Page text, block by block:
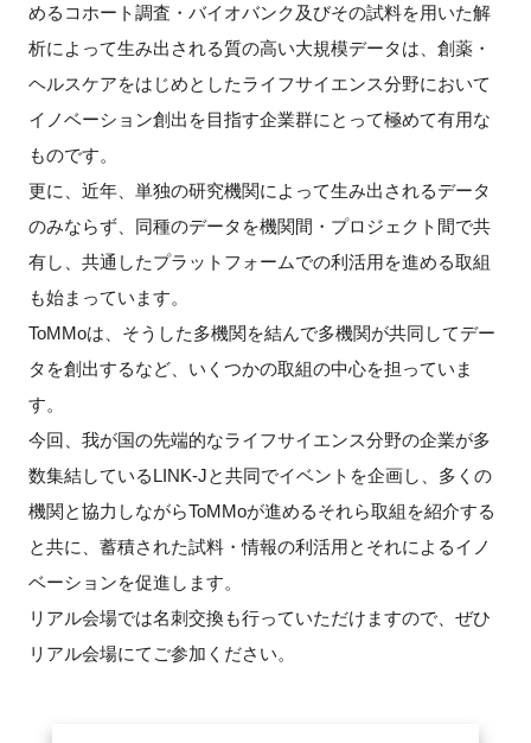
めるコホート調査・バイオバンク及びその試料を用いた解
析によって生み出される質の高い大規模データは、創薬・
ヘルスケアをはじめとしたライフサイエンス分野において
イノベーション創出を目指す企業群にとって極めて有用な
ものです。
更に、近年、単独の研究機関によって生み出されるデータ
のみならず、同種のデータを機関間・プロジェクト間で共
有し、共通したプラットフォームでの利活用を進める取組
も始まっています。
ToMMoは、そうした多機関を結んで多機関が共同してデー
タを創出するなど、いくつかの取組の中心を担っていま
す。
今回、我が国の先端的なライフサイエンス分野の企業が多
数集結しているLINK-Jと共同でイベントを企画し、多くの
機関と協力しながらToMMoが進めるそれら取組を紹介する
と共に、蓄積された試料・情報の利活用とそれによるイノ
ベーションを促進します。
リアル会場では名刺交換も行っていただけますので、ぜひ
リアル会場にてご参加ください。